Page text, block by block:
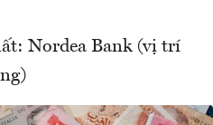
Nordea Bank (vị trí